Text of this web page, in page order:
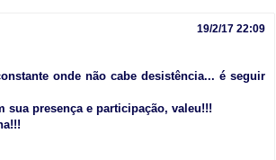
19/2/17 22:09
onde não cabe desistência... é seguir
presença e participação, valeu!!!